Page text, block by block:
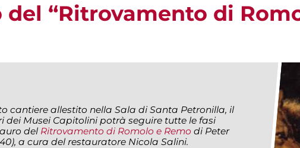
del “Ritrovamento di
cantiere allestito nella Sala di Santa Petronilla, il
dei Musei Capitolini potrà seguire tutte le fasi
del Ritrovamento di Romolo e Remo di Peter
a cura del restauratore Nicola Salini.